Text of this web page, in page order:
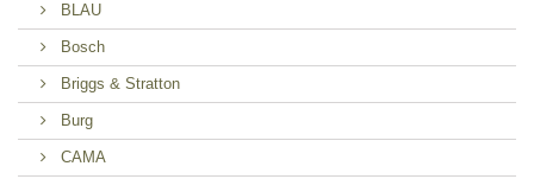
BLAU
Bosch
Briggs & Stratton
Burg
CAMA